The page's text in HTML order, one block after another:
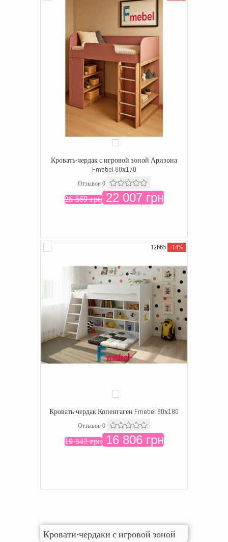
Кровать-чердак с игровой зоной Аризона
Fmebel 80х170
Отзывов 0
25 589 грн22 007 грн
12665 -14%
Кровать-чердак Копенгаген Fmebel 80х180
Отзывов 0
19 542 грн16 806 грн
Кровати-чердаки с игровой зоной